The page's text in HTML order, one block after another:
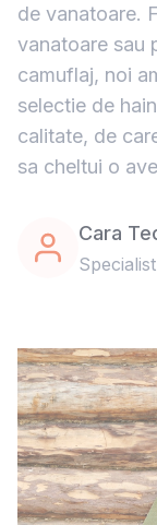
de vanatoare.
vanatoare sau
camuflaj, noi
selectie de
calitate, de
sa cheltui o
Cara